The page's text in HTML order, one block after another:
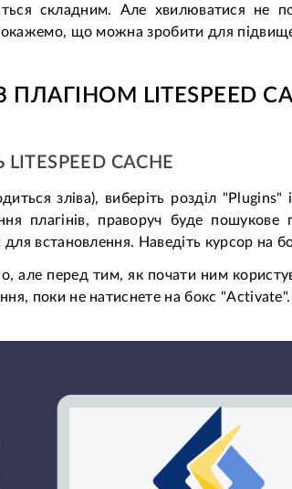
складним. Але хвилюватися не
покажемо, що можна зробити для
LITESPEED
CACHE
зліва), виберіть розділ
плагінів, праворуч буде пошукове
для встановлення. Наведіть курсор на
але перед тим, як почати ним
поки не натиснете на бокс "Activate".